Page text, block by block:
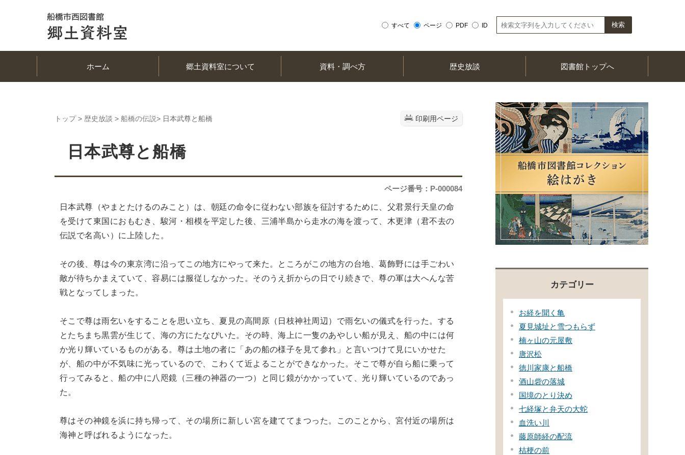
すべて ページ PDF ID
ホーム 郷土資料室について 資料・調べ方 歴史放談 図書館トップへ
印刷用ページ
トップ > 歴史放談 > 船橋の伝説> 日本武尊と船橋
日本武尊と船橋
ページ番号：P-000084
日本武尊（やまとたけるのみこと）は、朝廷の命令に従わない部族を征討するために、父君景行天皇の命
を受けて東国におもむき、駿河・相模を平定した後、三浦半島から走水の海を渡って、木更津（君不去の
伝説で名高い）に上陸した。
その後、尊は今の東京湾に沿ってこの地方にやって来た。ところがこの地方の台地、葛飾野には手ごわい
敵が待ちかまえていて、容易には服従しなかった。そのうえ折からの日でり続きで、尊の軍は大へんな苦
戦となってしまった。
そこで尊は雨乞いをすることを思い立ち、夏見の高間原（日枝神社周辺）で雨乞いの儀式を行った。する
とたちまち黒雲が生じて、海の方にたなびいた。その時、海上に一隻のあやしい船が見え、船の中には何
か光り輝いているものがある。尊は土地の者に「あの船の様子を見て参れ」と言いつけて見にいかせた
が、船の中が不気味に光っているので、こわくて近よることができなかった。そこで尊が自ら船に乗って
行ってみると、船の中に八咫鏡（三種の神器の一つ）と同じ鏡がかかっていて、光り輝いているのであっ
た。
尊はその神鏡を浜に持ち帰って、その場所に新しい宮を建ててまつった。このことから、宮付近の場所は
海神と呼ばれるようになった。
カテゴリー
お経を聞く亀
夏見城址と雪つもらず
楠ヶ山の元屋敷
唐沢松
徳川家康と船橋
酒山砦の落城
国境のとり決め
七経塚と弁天の大蛇
血洗い川
藤原師経の配流
桔梗の前